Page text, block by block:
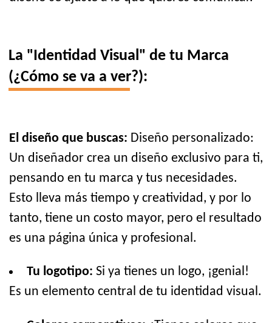
La "Identidad Visual" de tu Marca
(¿Cómo se va a ver?):
El diseño que buscas: Diseño personalizado:
Un diseñador crea un diseño exclusivo para ti,
pensando en tu marca y tus necesidades.
Esto lleva más tiempo y creatividad, y por lo
tanto, tiene un costo mayor, pero el resultado
es una página única y profesional.
Tu logotipo: Si ya tienes un logo, ¡genial!
Es un elemento central de tu identidad visual.